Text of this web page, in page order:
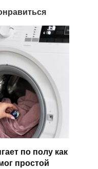
по полу как
простой